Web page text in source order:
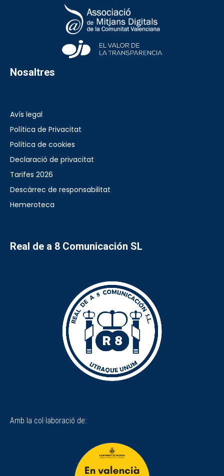
Nosaltres
Avís legal
Política de Privacitat
Política de cookies
Declaració de privacitat
Tarifes 2026
Descàrrec de responsabilitat
Hemeroteca
Real de a 8 Comunicación SL
Amb la col·laboració de: